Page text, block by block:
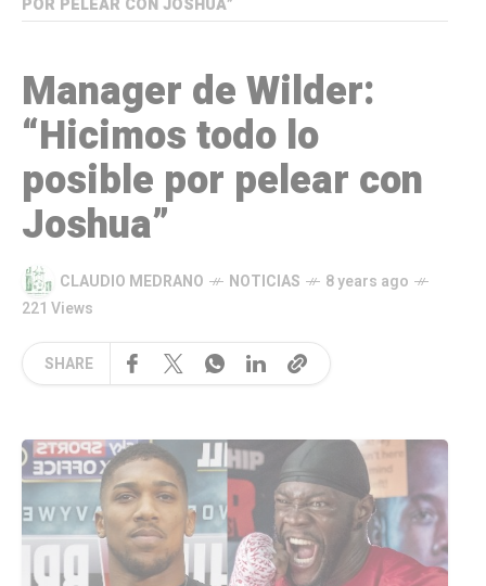
POR PELEAR CON JOSHUA”
Manager de Wilder:
“Hicimos todo lo
posible por pelear con
Joshua”
CLAUDIO MEDRANO NOTICIAS
8 years ago
221 Views
SHARE